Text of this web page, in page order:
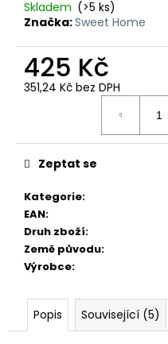
Skladem (>5 ks)
Značka:Sweet Home
425 Kč
351,24 Kč bez DPH
Kategorie:
EAN:
Druh zboží:
Země původu:
Výrobce:
Zeptat se
Popis Související (5)
u
č
u
e